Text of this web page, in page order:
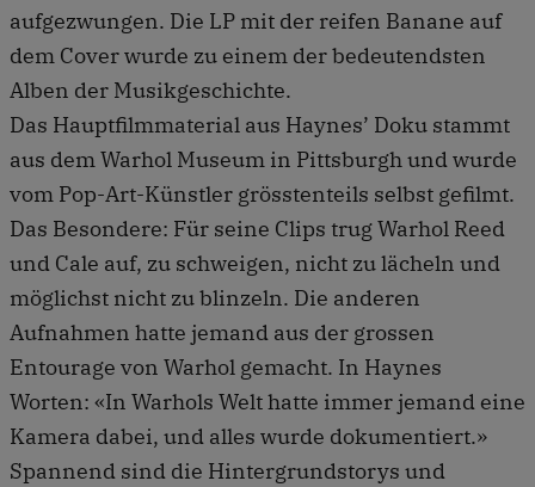
aufgezwungen. Die LP mit der reifen Banane auf
dem Cover wurde zu einem der bedeutendsten
Alben der Musikgeschichte.
Das Hauptfilmmaterial aus Haynes’ Doku stammt
aus dem Warhol Museum in Pittsburgh und wurde
vom Pop-Art-Künstler grösstenteils selbst gefilmt.
Das Besondere: Für seine Clips trug Warhol Reed
und Cale auf, zu schweigen, nicht zu lächeln und
möglichst nicht zu blinzeln. Die anderen
Aufnahmen hatte jemand aus der grossen
Entourage von Warhol gemacht. In Haynes
Worten: «In Warhols Welt hatte immer jemand eine
Kamera dabei, und alles wurde dokumentiert.»
Spannend sind die Hintergrundstorys und